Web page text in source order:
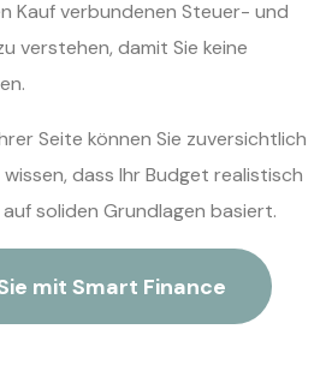
Kauf verbundenen Steuer- und
verstehen, damit Sie keine
Seite können Sie zuversichtlich
dass Ihr Budget realistisch
soliden Grundlagen basiert.
mit Smart Finance